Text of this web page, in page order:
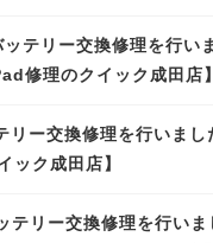
テリー交換修理を行い
修理のクイック成田店】
リー交換修理を行いまし
ック成田店】
リー交換修理を行いま